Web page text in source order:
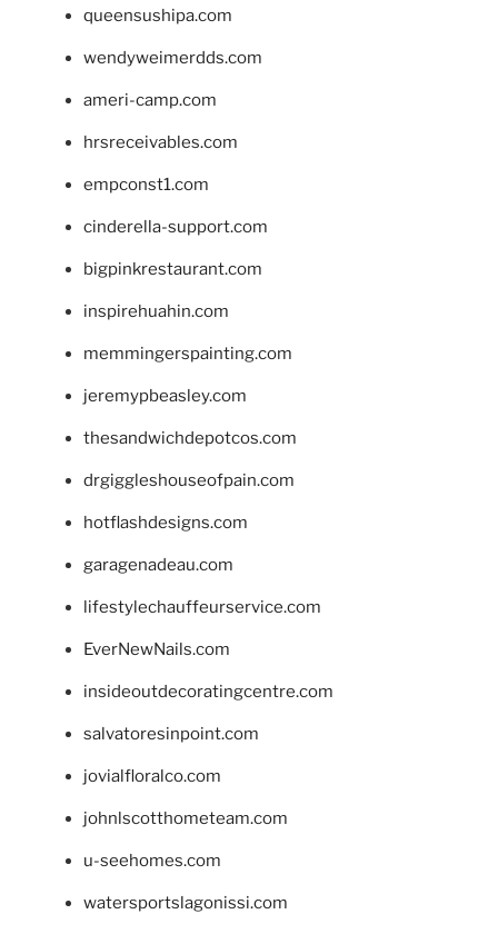
queensushipa.com
wendyweimerdds.com
ameri-camp.com
hrsreceivables.com
empconst1.com
cinderella-support.com
bigpinkrestaurant.com
inspirehuahin.com
memmingerspainting.com
jeremypbeasley.com
thesandwichdepotcos.com
drgiggleshouseofpain.com
hotflashdesigns.com
garagenadeau.com
lifestylechauffeurservice.com
EverNewNails.com
insideoutdecoratingcentre.com
salvatoresinpoint.com
jovialfloralco.com
johnlscotthometeam.com
u-seehomes.com
watersportslagonissi.com